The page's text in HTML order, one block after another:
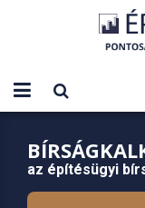
az építésügyi